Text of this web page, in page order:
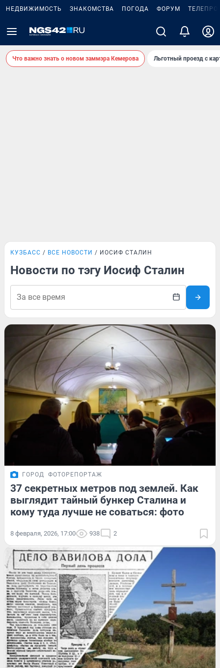
НЕДВИЖИМОСТЬ ЗНАКОМСТВА ПОГОДА ФОРУМ
Что важно знать о новом заммэра Кемерова Льготный проезд с
КУЗБАСС ВСЕ НОВОСТИ ИОСИФ СТАЛИН
Новости по тэгу Иосиф Сталин
ГОРОД ФОТОРЕПОРТАЖ
37 секретных метров под землей. Как
выглядит тайный бункер Сталина и
кому туда лучше не соваться: фото
8 февраля, 2026, 17:00 938 2